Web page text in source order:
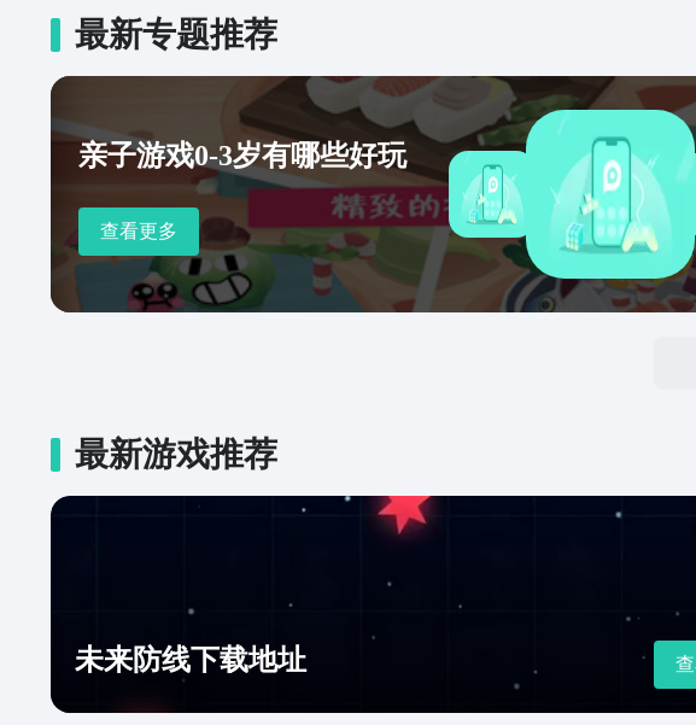
验。并且这款游戏的开发者还是原步步高教育师资团队全力打造出来的
们减轻负担。小朋友们再也不用担心学习的枯燥乏味了，能够在玩游戏
无论是因为小孩子还是大人都是一款非常良心的手机游戏。小编的介绍
约下载哦，虽然这款游戏在九游还没有收录在内，但是不妨碍小伙伴们
最新专题推荐
亲子游戏0-3岁有哪些好玩
查看更多
最新游戏推荐
未来防线下载地址